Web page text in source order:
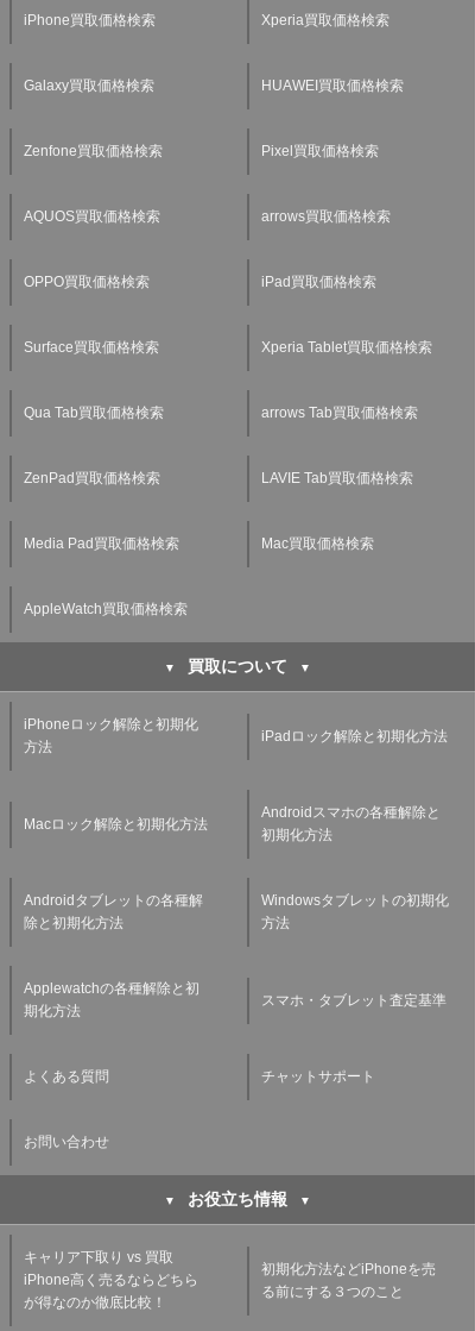
iPhone買取価格検索 Xperia買取価格検索
Galaxy買取価格検索 HUAWEI買取価格検索
Zenfone買取価格検索 Pixel買取価格検索
AQUOS買取価格検索 arrows買取価格検索
OPPO買取価格検索 iPad買取価格検索
Surface買取価格検索 Xperia Tablet買取価格検索
Qua Tab買取価格検索 arrows Tab買取価格検索
ZenPad買取価格検索 LAVIE Tab買取価格検索
Media Pad買取価格検索 Mac買取価格検索
AppleWatch買取価格検索
買取について
iPhoneロック解除と初期化
方法
iPadロック解除と初期化方法
Macロック解除と初期化方法
Androidスマホの各種解除と
初期化方法
Androidタブレットの各種解
除と初期化方法
Windowsタブレットの初期化
方法
Applewatchの各種解除と初
期化方法
スマホ・タブレット査定基準
よくある質問 チャットサポート
お問い合わせ
お役立ち情報
キャリア下取り vs 買取
iPhone高く売るならどちら
が得なのか徹底比較！
初期化方法などiPhoneを売
る前にする３つのこと